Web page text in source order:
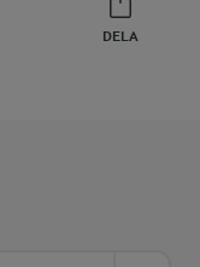
DELA